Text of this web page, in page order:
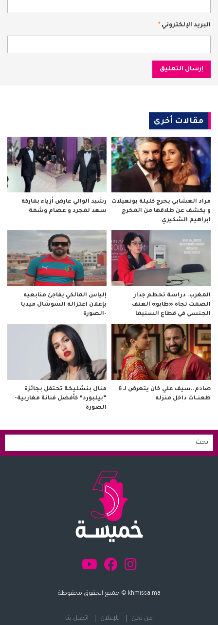
البريد الإلكتروني*
مقالات أخرى
مراد العشابي يحرج كليلة بونعيلات
و يكشف عن طلاقها من المخرج
ابراهيم الشكيري
رشيد الوالي عارض أزياء بماركة
سعد لمجرد و عصام وشمة
المغرب. دراسة تحطم جدار
الصمت تجاه «طابو» العنف
الجنسي في قطاع السنيما
إلياس المالكي يفاجئ متابعيه
بإعلان اعتزاله السوشال ميديا
-الصورة
صادم..سيف علي خان يتعرض لـ 6
طعنــات داخل منزله
منال بنشليخة تحتفل بجائزة
“بيلبورد” كأفضل فنانة مغاربية-
الصورة
khmissa.ma © جميع الحقوق محفوظة
من نحن للإعلان اتصل بنا